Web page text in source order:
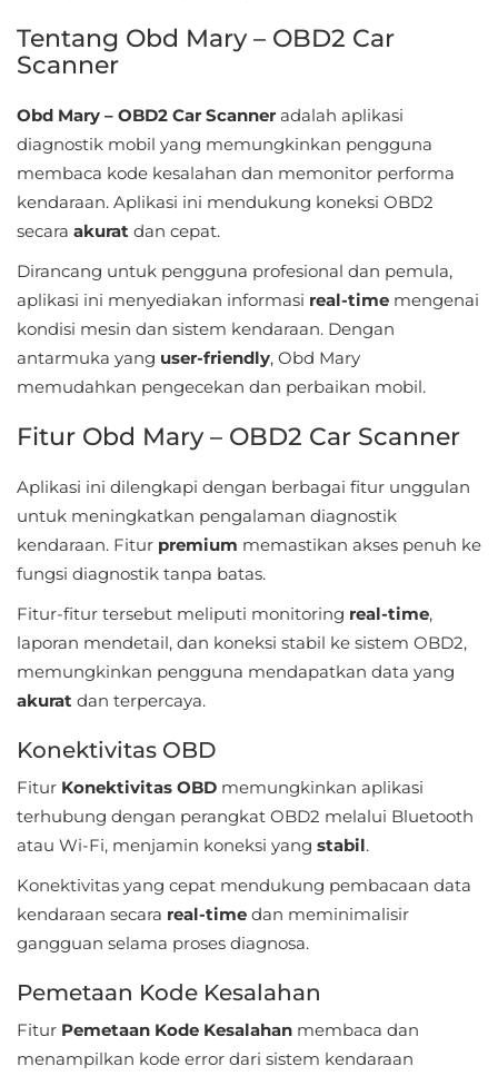
Sandbox
Simulation
Sports
Standalone
Story-
Driven
Trivia
Word
Apps
Art
&
Design
Auto
Vehicles
Beauty
&
Referensi
Tentang Obd Mary – OBD2 Car
Scanner
Obd Mary – OBD2 Car Scanner adalah aplikasi
diagnostik mobil yang memungkinkan pengguna
membaca kode kesalahan dan memonitor performa
kendaraan. Aplikasi ini mendukung koneksi OBD2
secara akurat dan cepat.
Dirancang untuk pengguna profesional dan pemula,
aplikasi ini menyediakan informasi real-time mengenai
kondisi mesin dan sistem kendaraan. Dengan
antarmuka yang user-friendly, Obd Mary
memudahkan pengecekan dan perbaikan mobil.
Fitur Obd Mary – OBD2 Car Scanner
Aplikasi ini dilengkapi dengan berbagai fitur unggulan
untuk meningkatkan pengalaman diagnostik
kendaraan. Fitur premium memastikan akses penuh ke
fungsi diagnostik tanpa batas.
Fitur-fitur tersebut meliputi monitoring real-time,
laporan mendetail, dan koneksi stabil ke sistem OBD2,
memungkinkan pengguna mendapatkan data yang
akurat dan terpercaya.
Konektivitas OBD
Fitur Konektivitas OBD memungkinkan aplikasi
terhubung dengan perangkat OBD2 melalui Bluetooth
atau Wi-Fi, menjamin koneksi yang stabil.
Konektivitas yang cepat mendukung pembacaan data
kendaraan secara real-time dan meminimalisir
gangguan selama proses diagnosa.
Pemetaan Kode Kesalahan
Fitur Pemetaan Kode Kesalahan membaca dan
menampilkan kode error dari sistem kendaraan